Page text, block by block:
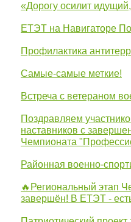
«Дорогу осилит
ЕТЭТ на Навигаторе
Профилактика
Самые-самые меткие!
Встреча с ветераном
Поздравляем
наставников с
Чемпионата
Районная военно-
🔥Региональный этап
завершён! В ЕТЭТ -